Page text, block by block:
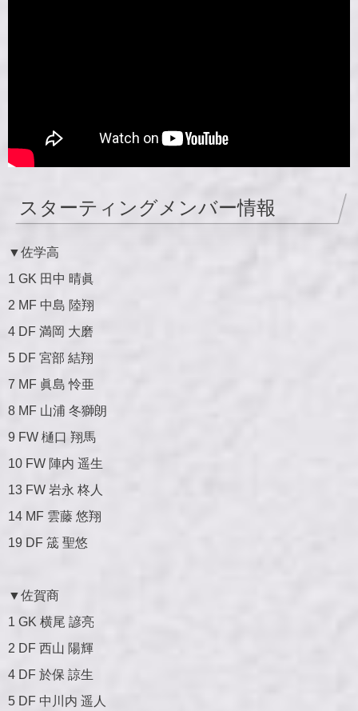
スターティングメンバー情報
▼佐学高
1 GK 田中 晴眞
2 MF 中島 陸翔
4 DF 満岡 大磨
5 DF 宮部 結翔
7 MF 眞島 怜亜
8 MF 山浦 冬獅朗
9 FW 樋口 翔馬
10 FW 陣内 遥生
13 FW 岩永 柊人
14 MF 雲藤 悠翔
19 DF 筬 聖悠
▼佐賀商
1 GK 横尾 諺亮
2 DF 西山 陽輝
4 DF 於保 諒生
5 DF 中川内 遥人